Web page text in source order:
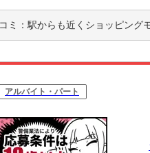
ミ： 駅からも近くショッピングモールの中に入
アルバイト・パート